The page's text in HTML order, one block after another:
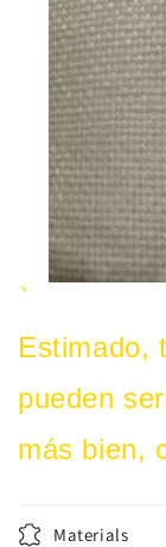
、
Estimado,
pueden
más bien,
Materials